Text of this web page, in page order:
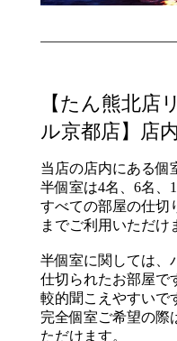
【たん熊北店
ル京都店】店
当店の店内にある個
半個室は4名、6名、
すべての部屋の仕切
までご利用いただけ
半個室に関しては、
仕切られたお部屋で
較的聞こえやすいで
完全個室ご希望の際
ただけます。